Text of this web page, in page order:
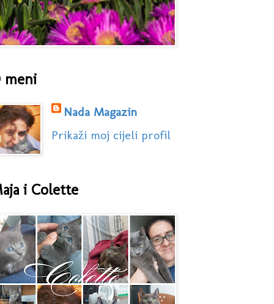
meni
Nada Magazin
Prikaži moj cijeli profil
i Colette